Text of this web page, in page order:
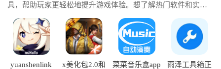
具，帮助玩家更轻松地提升游戏体验。想了解热门软件和实用
工具，可以参考游戏工具软件排名，快速掌握当前受欢迎的游
戏工具。我们还精心整理游戏工具软件推荐，方便玩家根据自
己的游戏需求选择合适的软件，轻松找到好用、便捷的游戏工
具。
yuanshenlink
x美化包2.0和
菜菜音乐盒app
雨泽工具箱正